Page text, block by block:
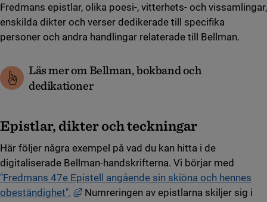
Fredmans epistlar, olika poesi-, vitterhets- och vissamlingar,
enskilda dikter och verser dedikerade till specifika
personer och andra handlingar relaterade till Bellman.
Läs mer om Bellman, bokband och
dedikationer
Epistlar, dikter och teckningar
Här följer några exempel på vad du kan hitta i de
digitaliserade Bellman-handskrifterna. Vi börjar med
"Fredmans 47e Epistell angående sin skiöna och hennes
obeständighet".
Länk till annan webbplats, öppnas i nytt
Numreringen av epistlarna skiljer sig i